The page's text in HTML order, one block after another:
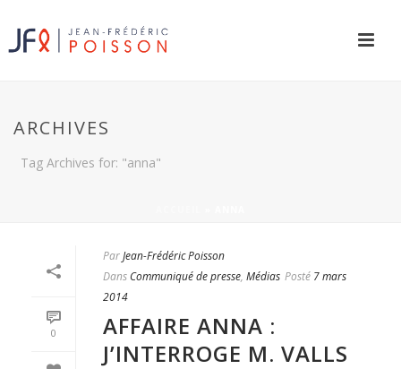
ARCHIVES
Tag Archives for: "anna"
0
ParJean-Frédéric Poisson
Dans Communiqué de presse, Médias Posté 7 mars
2014
AFFAIRE ANNA :
J’INTERROGE M. VALLS